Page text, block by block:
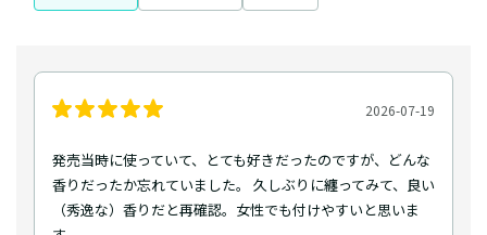
2026-07-19
発売当時に使っていて、とても好きだったのですが、どんな
香りだったか忘れていました。 久しぶりに纏ってみて、良い
（秀逸な）香りだと再確認。女性でも付けやすいと思いま